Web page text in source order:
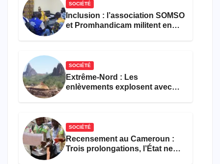
SOCIÉTÉ
Inclusion : l’association SOMSO
et Promhandicam militent en
SOCIÉTÉ
Extrême-Nord : Les
enlèvements explosent avec
SOCIÉTÉ
Recensement au Cameroun :
Trois prolongations, l’État ne